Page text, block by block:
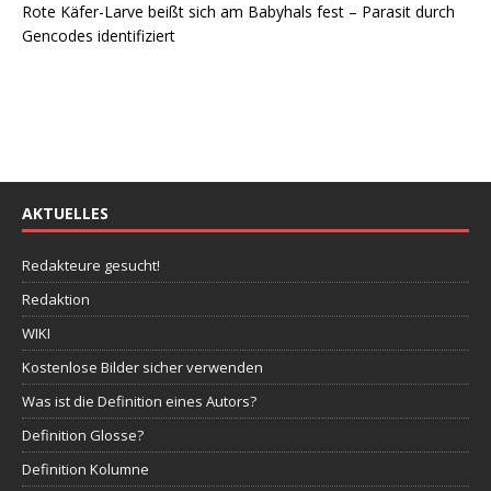
Rote Käfer-Larve beißt sich am Babyhals fest – Parasit durch
Gencodes identifiziert
AKTUELLES
Redakteure gesucht!
Redaktion
WIKI
Kostenlose Bilder sicher verwenden
Was ist die Definition eines Autors?
Definition Glosse?
Definition Kolumne